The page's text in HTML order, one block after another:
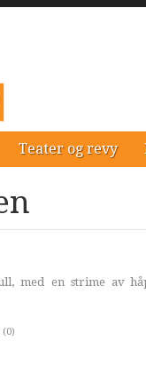
Teater og revy
med en strime av
(0)